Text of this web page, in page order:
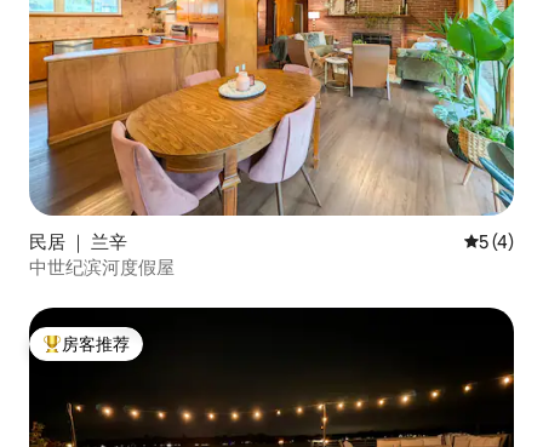
民居 ｜ 兰辛 平均评分
5 (4)
中世纪滨河度假屋
热门「房客推荐」
房客推荐